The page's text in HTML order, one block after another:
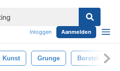
Inloggen Aanmelden
Kunst Grunge Borstel